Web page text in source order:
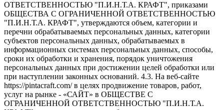
ОТВЕТСТВЕННОСТЬЮ "П.И.Н.Т.А. КРАФТ", приказами
ОБЩЕСТВА С ОГРАНИЧЕННОЙ ОТВЕТСТВЕННОСТЬЮ
"П.И.Н.Т.А. КРАФТ", утверждаются объем, категории и
перечни обрабатываемых персональных данных, категории
субъектов персональных данных, обрабатываемых в
информационных системах персональных данных, способы,
сроки их обработки и хранения, порядок уничтожения
персональных данных при достижении целей обработки или
при наступлении законных оснований. 4.3. На веб-сайте
https://pintacraft.com/ в целях продвижение товаров, работ,
услуг на рынке - «САЙТ» в ОБЩЕСТВЕ С
ОГРАНИЧЕННОЙ ОТВЕТСТВЕННОСТЬЮ "П.И.Н.Т.А.